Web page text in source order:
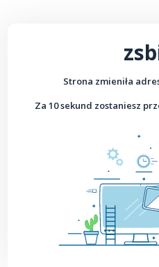
Strona zmieniła
Za 10 sekund zostaniesz